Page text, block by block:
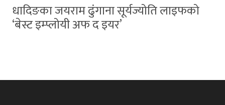
धादिङका जयराम ढुंगाना सूर्यज्योति लाइफको
‘बेस्ट इम्प्लोयी अफ द इयर’